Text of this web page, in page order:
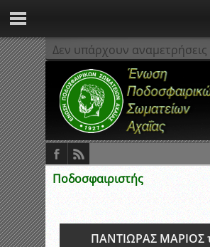
Δεν υπάρχουν αναμετρήσεις
Ποδοσφαιριστής
ΠΑΝΤΙΩΡΑΣ ΜΑΡΙΟΣ